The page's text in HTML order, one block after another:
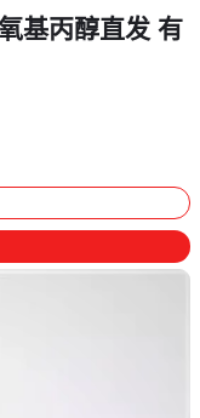
基丙醇直发 有